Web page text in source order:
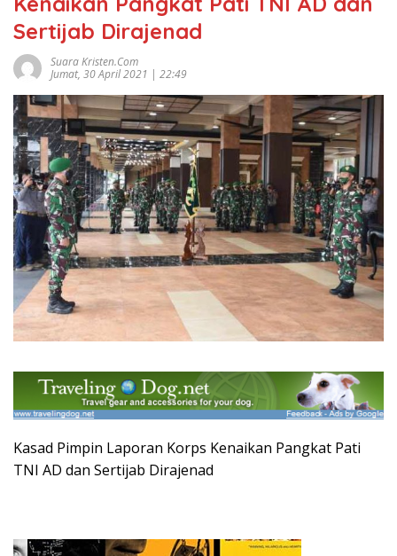
Sertijab Dirajenad
Suara Kristen.com
Jumat, 30 April 2021 | 22:49
Kasad Pimpin Laporan Korps Kenaikan Pangkat Pati
TNI AD dan Sertijab Dirajenad